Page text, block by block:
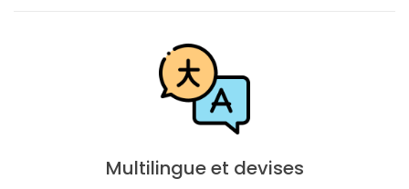
Multilingue et devises